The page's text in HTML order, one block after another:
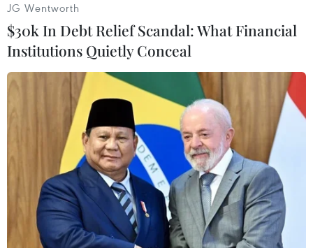
Bí thư Thành ủy Nguyễn Thiện Nhân phát biểu tại hội nghị. (Ảnh:
Trần Xuân Tình/TTXVN)
Tại hội nghị “Định hướng quy hoạch và phát
triển cây xanh, công viên và chiếu sáng các
quận nội thành 2019-2025” do Ủy ban Nhân
JG Wentworth
$30k In Debt Relief Scandal: What Financial
Institutions Quietly Conceal